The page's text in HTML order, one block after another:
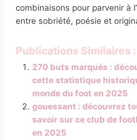
combinaisons pour parvenir à
entre sobriété, poésie et
Publications Similaires :
270 buts marqués :
cette statistique
monde du foot en 2025
gouessant : découvrez
savoir sur ce club de
en 2025